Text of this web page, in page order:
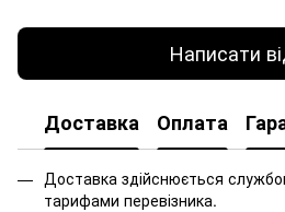
Написати
Доставка Оплата
Доставка здійснюється
тарифами перевізника.